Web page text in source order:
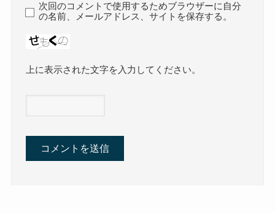
次回のコメントで使用するためブラウザーに自分
の名前、メールアドレス、サイトを保存する。
上に表示された文字を入力してください。